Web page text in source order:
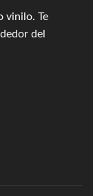
vinilo. Te
del